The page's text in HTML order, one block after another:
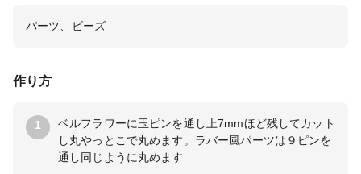
ピン●9ピン●10グラ
作り方
1
ベルフラワーに玉ピンを通し上7mmほど残してカット
し丸やっとこで丸めます。ラバー風パーツは９ピンを
通し同じように丸めます
パーツ、ビーズ